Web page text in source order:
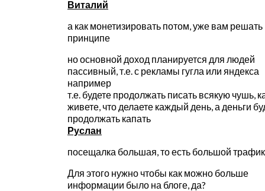
Виталий
а как монетизировать потом, уже вам решать
принципе
но основной доход планируется для людей
пассивный, т.е. с рекламы гугла или яндекса
например
т.е. будете продолжать писать всякую чушь,
живете, что делаете каждый день, а деньги
продолжать капать
Руслан
посещалка большая, то есть большой
Для этого нужно чтобы как можно больше
информации было на блоге, да?